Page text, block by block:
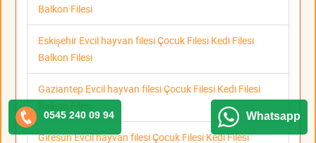
Balkon Filesi
Eskişehir Evcil hayvan filesi Çocuk Filesi Kedi Filesi
Balkon Filesi
Gaziantep Evcil hayvan filesi Çocuk Filesi Kedi Filesi
Giresun Evcil hayvan filesi Çocuk Filesi Kedi Filesi
0545 240 09 94 Whatsapp